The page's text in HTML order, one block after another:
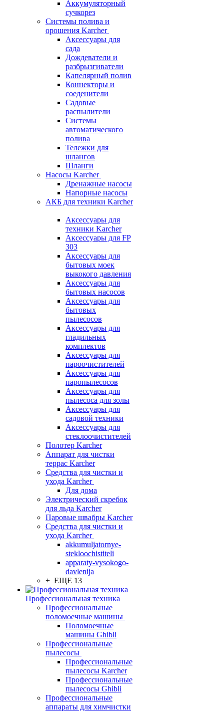
Аккумуляторный
сучкорез
Системы полива и
орошения Karcher
Аксессуары для
сада
Дождеватели и
разбрызгиватели
Капелярный полив
Коннекторы и
соеденители
Садовые
распылители
Системы
автоматического
полива
Тележки для
шлангов
Шланги
Насосы Karcher
Дренажные насосы
Напорные насосы
АКБ для техники Karcher
Аксессуары для
техники Karcher
Аксессуары для FP
303
Аксессуары для
бытовых моек
выкокого давления
Аксессуары для
бытовых насосов
Аксессуары для
бытовых
пылесосов
Аксессуары для
гладильных
комплектов
Аксессуары для
пароочистителей
Аксессуары для
паропылесосов
Аксессуары для
пылесоса для золы
Аксессуары для
садовой техники
Аксессуары для
стеклоочистителей
Полотер Karcher
Аппарат для чистки
террас Karcher
Средства для чистки и
ухода Karcher
Для дома
Электрический скребок
для льда Karcher
Паровые швабры Karcher
Средства для чистки и
ухода Karcher
akkumuljatornye-
stekloochistiteli
apparaty-vysokogo-
davlenija
+ ЕЩЕ 13
Профессиональная техника
Профессиональные
поломоечные машины
Поломоечные
машины Ghibli
Профессиональные
пылесосы
Профессиональные
пылесосы Karcher
Профессиональные
пылесосы Ghibli
Профессиональные
аппараты для химчистки